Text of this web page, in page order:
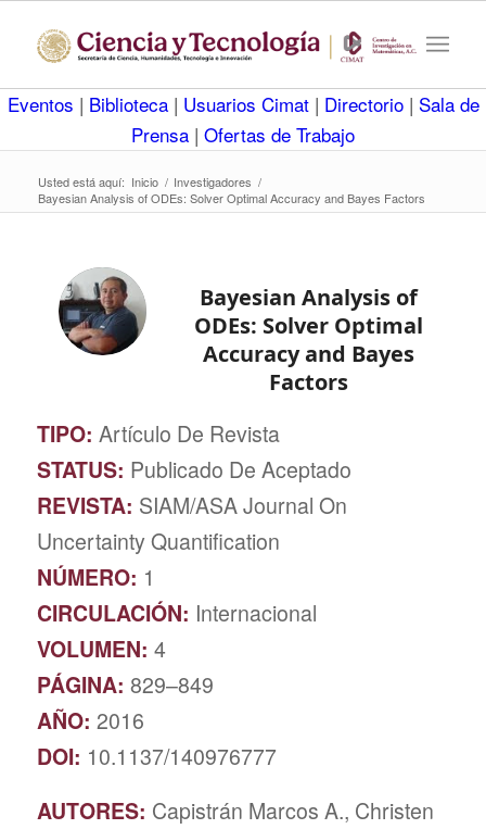
Eventos | Biblioteca | Usuarios Cimat | Directorio | Sala de
Prensa | Ofertas de Trabajo
Usted está aquí: Inicio / Investigadores /
Bayesian Analysis of ODEs: Solver Optimal Accuracy and Bayes Factors
Bayesian Analysis of
ODEs: Solver Optimal
Accuracy and Bayes
Factors
TIPO: Artículo De Revista
STATUS: Publicado De Aceptado
REVISTA: SIAM/ASA Journal On
Uncertainty Quantification
NÚMERO: 1
CIRCULACIÓN: Internacional
VOLUMEN: 4
PÁGINA: 829–849
AÑO: 2016
DOI: 10.1137/140976777
AUTORES: Capistrán Marcos A., Christen